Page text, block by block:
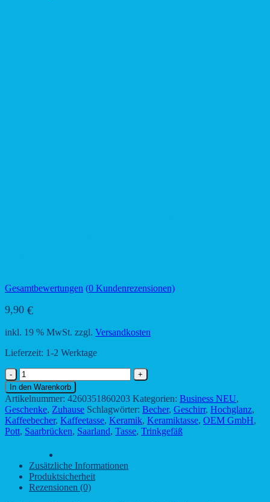
Gesamtbewertungen (0 Kundenrezensionen)
9,90 €
inkl. 19 % MwSt. zzgl. Versandkosten
Lieferzeit: 1-2 Werktage
Hochglanz-
Keramiktasse
Saarbrücken
2
-
Motiv
2
der
Region
Menge
In den Warenkorb
Artikelnummer: 4260351860203 Kategorien: Business NEU,
Geschenke, Zuhause Schlagwörter: Becher, Geschirr, Hochglanz,
Kaffeebecher, Kaffeetasse, Keramik, Keramiktasse, OEM GmbH,
Pott, Saarbrücken, Saarland, Tasse, Trinkgefäß
Zusätzliche Informationen
Produktsicherheit
Rezensionen (0)